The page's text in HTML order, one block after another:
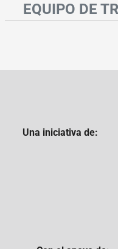
EQUIPO DE
Una iniciativa de: